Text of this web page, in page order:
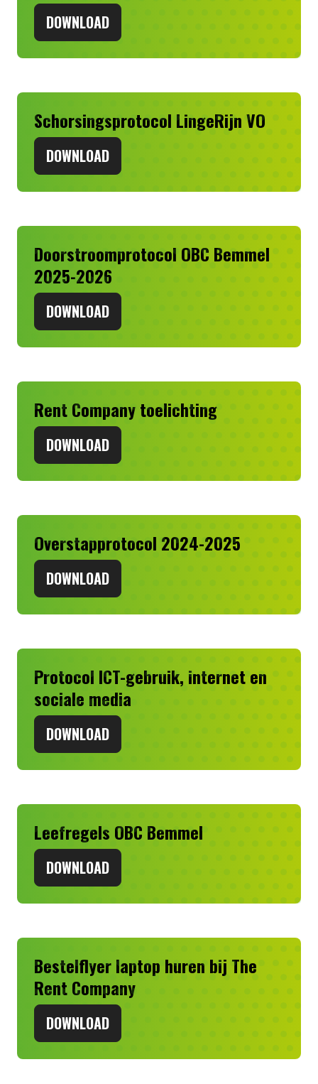
DOWNLOAD
Schorsingsprotocol LingeRijn VO
DOWNLOAD
Doorstroomprotocol OBC Bemmel
2025-2026
DOWNLOAD
Rent Company toelichting
DOWNLOAD
Overstapprotocol 2024-2025
DOWNLOAD
Protocol ICT-gebruik, internet en
sociale media
DOWNLOAD
Leefregels OBC Bemmel
DOWNLOAD
Bestelflyer laptop huren bij The
Rent Company
DOWNLOAD